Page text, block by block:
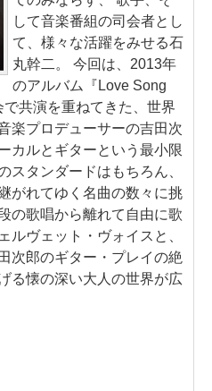
して音楽番組の司会者とし
て、様々な活躍をみせる石
丸幹二。 今回は、2013年
のアルバム『Love Song
共演を重ねてきた、世界
楽プロデューサーの吉田次
カルとギターという最小限
スタンダードはもちろん、
がれてゆく名曲の数々に挑
の歌唱から離れて自由に歌
ルヴェット・ヴォイスと、
次郎のギター・プレイの絶
る懐の深い大人の世界が広